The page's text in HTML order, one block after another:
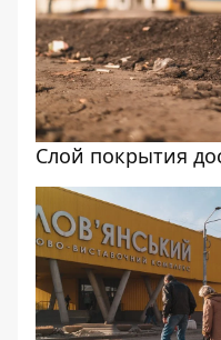
Слой покрытия